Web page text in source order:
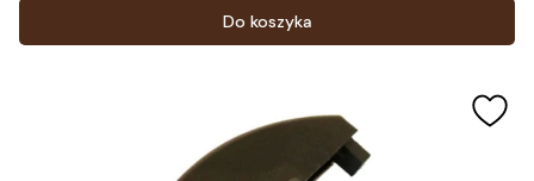
Do koszyka